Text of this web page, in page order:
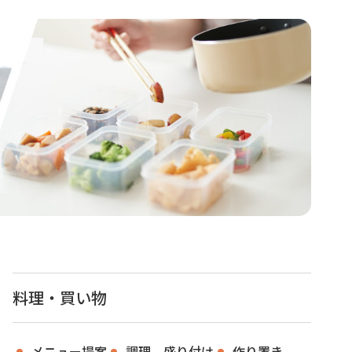
料理・買い物